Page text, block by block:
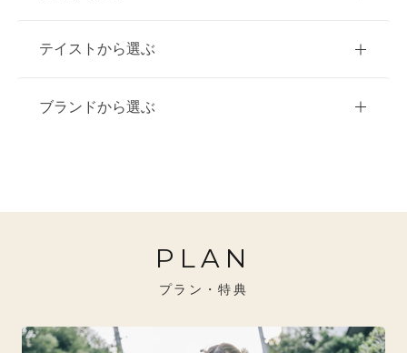
ご購入
10万円台以下
20万円～26万円未満
26万円～31万円未満
テイストから選ぶ
クラシック
クール
ナチュラル
ブランドから選ぶ
イエベ秋におすすめ
ブルべ夏におすすめ
ブルべ冬におすすめ
PLAN
プラン・特典